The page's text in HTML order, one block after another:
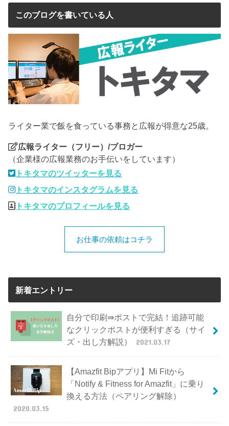
このブログを書いている人
ライター業で飯を食っている事務と広報が得意な25歳。
広報ライター（フリー）/ブロガー
（企業様の広報業務のお手伝いをしています）
トキタマのツイッターを見る
トキタマのインスタグラムを見る
トキタマのプロフィールを見る
お仕事の依頼はコチラ
新着エントリー
自分で印刷⇛ポストで完結！追跡可能
なクリックポストが便利すぎる（サイ
ズ・出し方解説）
2021.03.17
【Amazfit Bipアプリ】Mi Fitから
「Notify & Fitness for Amazfit」に乗り
換える方法（ペアリング解除）
2020.03.15